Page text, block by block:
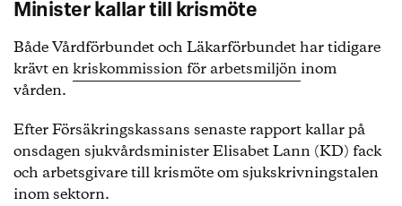
Minister kallar till krismöte
Både Vårdförbundet och Läkarförbundet har tidigare
krävt enkriskommission för arbetsmiljöninom
vården.
Efter Försäkringskassans senaste rapport kallar på
onsdagen sjukvårdsminister Elisabet Lann (KD) fack
och arbetsgivare till krismöte om sjukskrivningstalen
inom sektorn.